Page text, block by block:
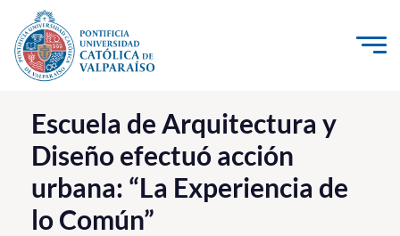
Click acá para ir directamente al contenido
La Universidad
Investigación, Creación e Innovación
PUCV Internacional
Vinculación con el Medio
Escuela de Arquitectura y
Diseño efectuó acción
urbana: “La Experiencia de
lo Común”